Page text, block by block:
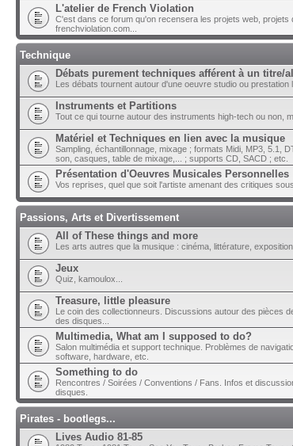
L'atelier de French Violation
C'est dans ce forum qu'on recensera les projets web,
frenchviolation.com...
Technique
Débats purement techniques afférent à un
Les débats tournent autour d'une oeuvre studio ou prestation
Instruments et Partitions
Tout ce qui tourne autour des instruments high-tech ou non,
Matériel et Techniques en lien avec la musique
Sampling, échantillonnage, mixage ; formats Midi, MP3, 5.1,
son, casques, table de mixage,... ; supports CD, SACD ; etc.
Présentation d'Oeuvres Musicales Personnelles
Vos reprises, quel que soit l'artiste amenant des critiques
Passions, Arts et Divertissement
All of These things and more
Les arts autres que la musique : cinéma, littérature,
Jeux
Quiz, kamoulox...
Treasure, little pleasure
Le coin des collectionneurs. Discussions autour des pièces
des disques...
Multimedia, What am I supposed to do?
Salon multimédia et support technique. Problèmes de
software, hardware, etc.
Something to do
Rencontres / Soirées / Conventions / Fans. Infos et
disques.
Pirates - bootlegs...
Lives Audio 81-85